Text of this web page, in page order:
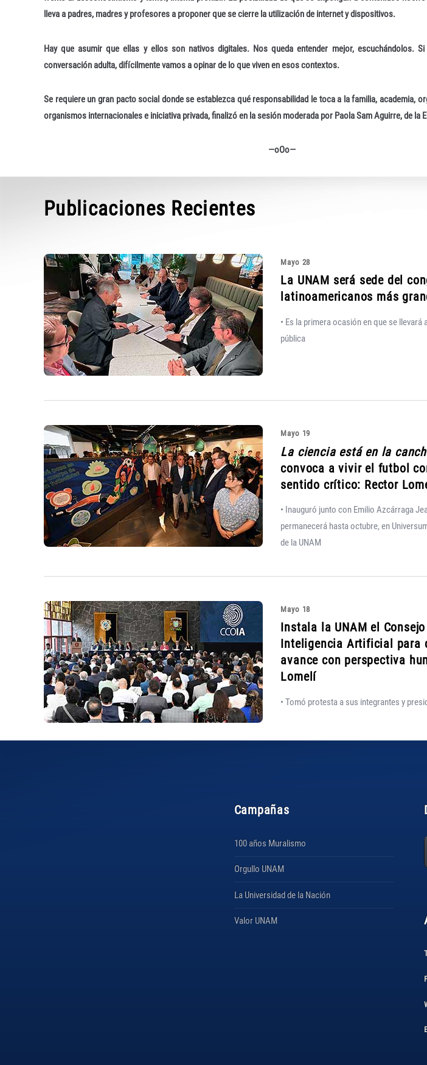
lleva a padres, madres y profesores a proponer que se cierre la utilización de internet y dispositivos.
Hay que asumir que ellas y ellos son nativos digitales. Nos queda entender mejor, escuchándolos.
conversación adulta, difícilmente vamos a opinar de lo que viven en esos contextos.
Se requiere un gran pacto social donde se establezca qué responsabilidad le toca a la familia, academia,
organismos internacionales e iniciativa privada, finalizó en la sesión moderada por Paola Sam Aguirre, de la
—oOo—
Publicaciones Recientes
Mayo 28
La UNAM será sede del
latinoamericanos más
• Es la primera ocasión en que se llevará
pública
Mayo 19
La ciencia está en la
convoca a vivir el futbol
sentido crítico: Rector
• Inauguró junto con Emilio Azcárraga
permanecerá hasta octubre, en
de la UNAM
Mayo 18
Instala la UNAM el
Inteligencia Artificial para
avance con perspectiva
Lomelí
• Tomó protesta a sus integrantes y
Campañas
100 años Muralismo
Orgullo UNAM
La Universidad de la Nación
Valor UNAM